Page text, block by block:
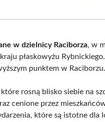
(Twitter)
w dzielnicy Raciborza, w
płaskowyżu
punktem w Raciborzu.
rosną blisko siebie na
cenione przez
które są istotne dla